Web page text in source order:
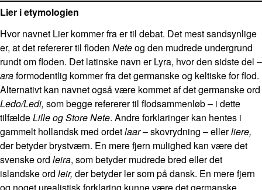
Lier i etymologien
Hvor navnet Lier kommer fra er til debat. Det mest sandsynlige
er, at det refererer til floden Neteog den mudrede undergrund
rundt om floden. Det latinske navn er Lyra, hvor den sidste del –
araformodentlig kommer fra det germanske og keltiske for flod.
Alternativt kan navnet også være kommet af det germanske ord
Ledo/Ledi, som begge refererer til flodsammenløb – i dette
tilfældeLille og Store Nete. Andre forklaringer kan hentes i
gammelt hollandsk med ordetlaar– skovrydning – ellerliere,
der betyder brystværn. En mere fjern mulighed kan være det
svenske ord leira, som betyder mudrede bred eller det
islandske ord leir, der betyder ler som på dansk. En mere fjern
og noget urealistisk forklaring kunne være det germanske